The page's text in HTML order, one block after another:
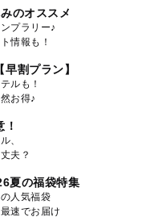
のオススメ
プラリー♪
情報も！
割プラン】
ルも！
お得♪
、
夫？
夏の福袋特集
人気福袋
速でお届け